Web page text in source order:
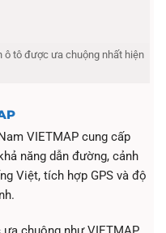
ô tô được ưa chuộng nhất hiện
VIETMAP cung cấp
năng dẫn đường, cảnh
Việt, tích hợp GPS và độ